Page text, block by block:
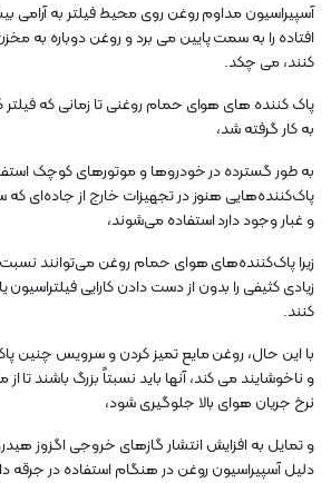
آسپیراسیون مداوم روغن روی محیط فیلتر به آرامی
افتاده را به سمت پایین می برد و روغن دوباره به
کنند، می چکد.
به کار گرفته شد،
به طور گسترده در خودروها و موتورهای کوچک
پاک‌کننده‌هایی هنوز در تجهیزات خارج از جاده‌ای که
و غبار وجود دارد استفاده می‌شوند،
زیرا پاک‌کننده‌های هوای حمام روغن می‌توانند نسبت
زیادی کثیفی را بدون از دست دادن کارایی
کنند.
با این حال، روغن مایع تمیز کردن و سرویس چنین
و ناخوشایند می کند، آنها باید نسبتاً بزرگ باشند
نرخ جریان هوای بالا جلوگیری شود،
و تمایل به افزایش انتشار گازهای خروجی اگزوز
دلیل آسپیراسیون روغن در هنگام استفاده در جرقه